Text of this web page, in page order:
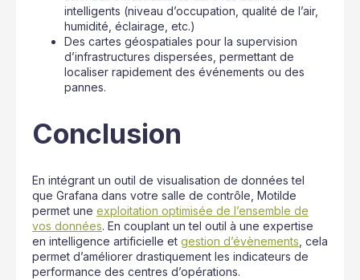
intelligents (niveau d’occupation, qualité de l’air,
humidité, éclairage, etc.)
Des cartes géospatiales pour la supervision
d’infrastructures dispersées, permettant de
localiser rapidement des événements ou des
pannes.
Conclusion
En intégrant un outil de visualisation de données tel
que Grafana dans votre salle de contrôle, Motilde
permet une exploitation optimisée de l’ensemble de
vos données. En couplant un tel outil à une expertise
en intelligence artificielle et gestion d’évènements , cela
permet d’améliorer drastiquement les indicateurs de
performance des centres d’opérations.